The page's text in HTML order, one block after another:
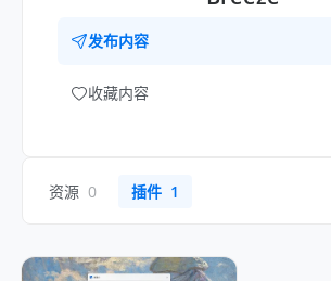
发布内容
收藏内容
资源 0 插件 1